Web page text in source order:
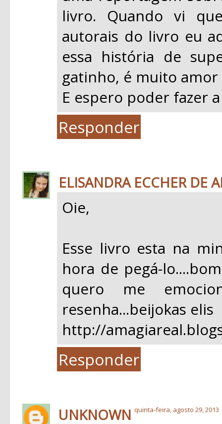
livro. Quando vi
autorais do livro eu
essa história de
gatinho, é muito
E espero poder fazer
Responder
ELISANDRA ECCHER DE
Oie,
Esse livro esta na
hora de pegá-
quero me
resenha...beijokas elis
http://
Responder
UNKNOWN quinta-feira, agosto 29, 2013